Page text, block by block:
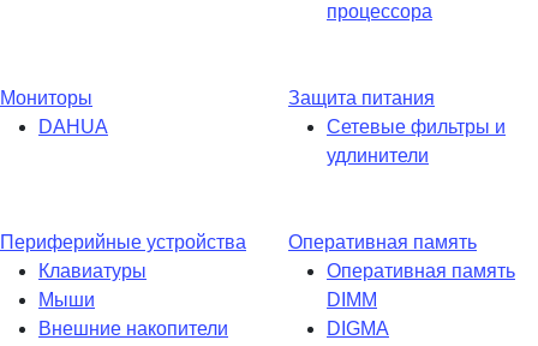
процессора
Мониторы
DAHUA
Защита питания
Сетевые фильтры и
удлинители
Периферийные устройства
Клавиатуры
Мыши
Внешние накопители
Оперативная память
Оперативная память
DIMM
DIGMA